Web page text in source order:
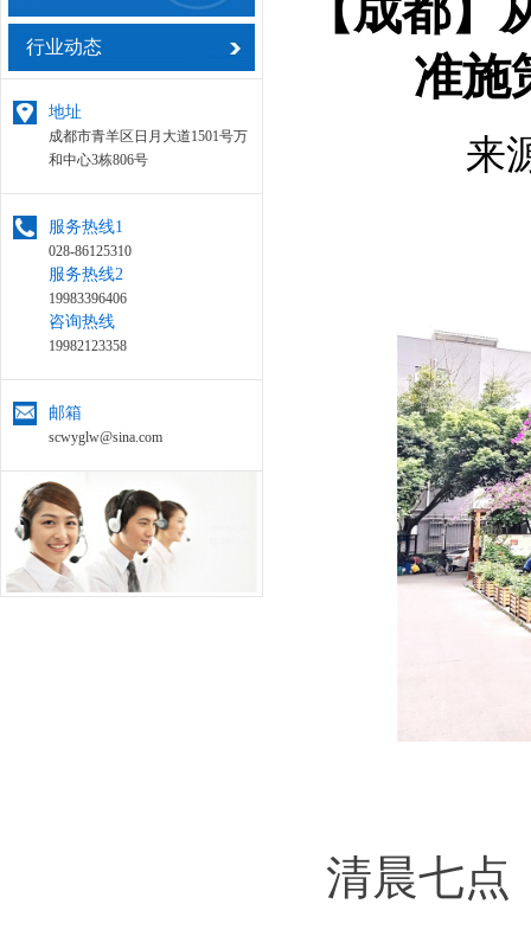
行业动态
地址
成都市青羊区日月大道1501号万
和中心3栋806号
服务热线1
028-86125310
服务热线2
19983396406
咨询热线
19982123358
邮箱
scwyglw@sina.com
【成都
准施
来
清晨七点